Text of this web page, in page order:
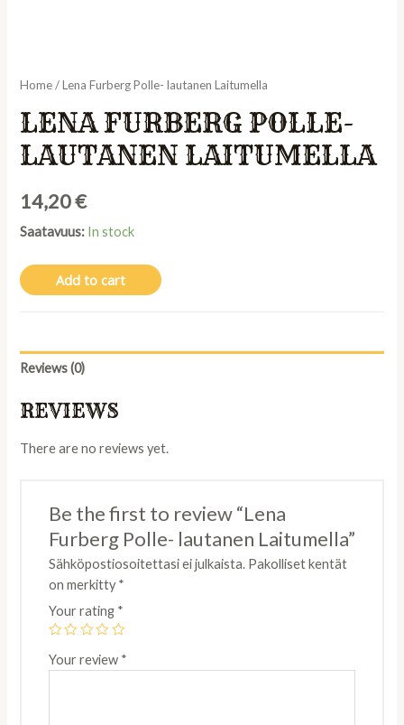
Home/ Lena Furberg Polle- lautanen Laitumella
LENA FURBERG POLLE-
LAUTANEN LAITUMELLA
14,20€
Saatavuus: In stock
Add to cart
Reviews (0)
REVIEWS
There are no reviews yet.
Be the first to review “Lena
Furberg Polle- lautanen Laitumella”
Sähköpostiosoitettasi ei julkaista. Pakolliset kentät
on merkitty*
Your rating *
Your review *